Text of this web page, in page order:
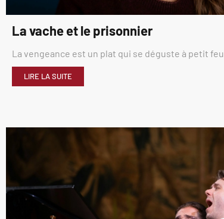
La vache et le prisonnier
La vengeance est un plat qui se déguste à petit feu
LIRE LA SUITE